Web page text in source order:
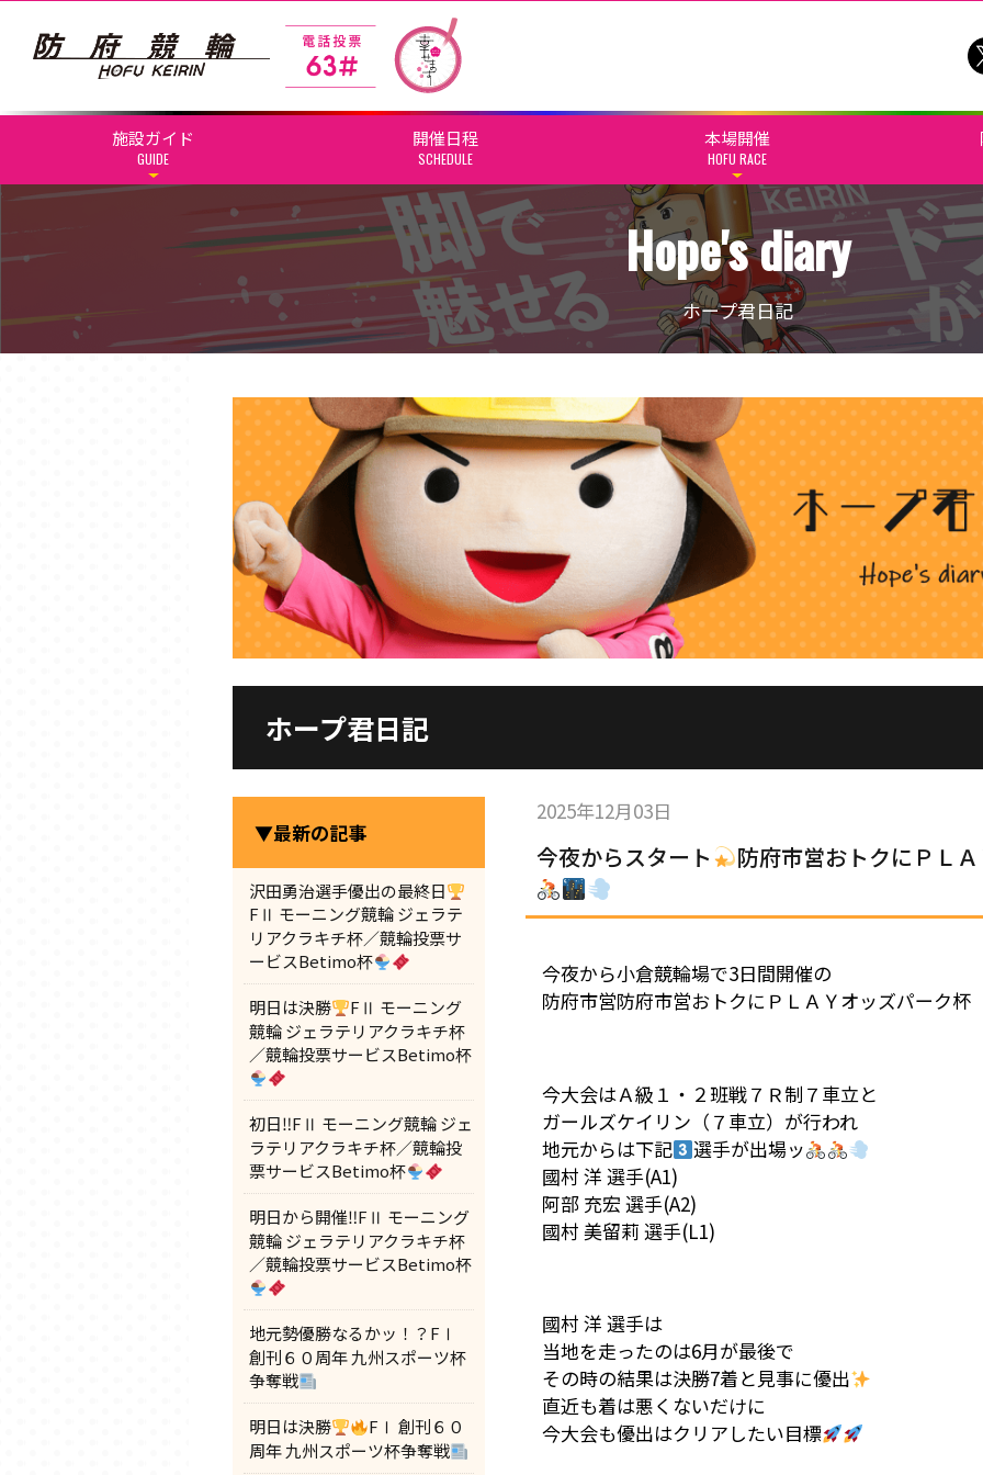
施設ガイド
GUIDE
開催日程
SCHEDULE
本場開催
HOFU RACE
Hope's diary
ホープ君日記
ホープ君日記
▼最新の記事
沢田勇治選手優出の最終日
FⅡ モーニング競輪 ジェラテ
リアクラキチ杯／競輪投票サ
ービスBetimo杯
明日は決勝
FⅡ モーニング
競輪 ジェラテリアクラキチ杯
／競輪投票サービスBetimo杯
初日‼FⅡ モーニング競輪 ジェ
ラテリアクラキチ杯／競輪投
票サービスBetimo杯
明日から開催‼FⅡ モーニング
競輪 ジェラテリアクラキチ杯
／競輪投票サービスBetimo杯
地元勢優勝なるかッ！？FⅠ
創刊６０周年 九州スポーツ杯
争奪戦
明日は決勝
FⅠ 創刊６０
周年 九州スポーツ杯争奪戦
2025年12月03日
今夜からスタート 防府市営おトクにＰＬ
今夜から小倉競輪場で3日間開催の
防府市営防府市営おトクにＰＬＡＹオッズパーク
今大会はＡ級１・２班戦７Ｒ制７車立と
ガールズケイリン（７車立）が行われ
地元からは下記
選手が出場ッ
國村 洋 選手(A1)
阿部 充宏 選手(A2)
國村 美留莉 選手(L1)
國村 洋 選手は
当地を走ったのは6月が最後で
その時の結果は決勝7着と見事に優出
直近も着は悪くないだけに
今大会も優出はクリアしたい目標